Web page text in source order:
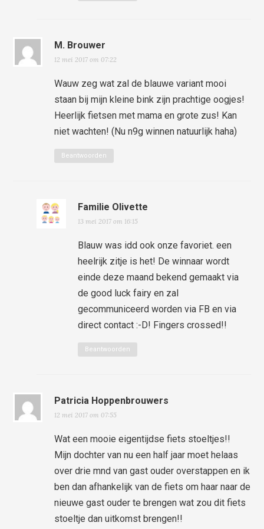
M. Brouwer
12 mei 2017 om 07:22
Wauw zeg wat zal de blauwe variant mooi
staan bij mijn kleine bink zijn prachtige oogjes!
Heerlijk fietsen met mama en grote zus! Kan
niet wachten! (Nu n9g winnen natuurlijk haha)
Beantwoorden
Familie Olivette
13 mei 2017 om 16:15
Blauw was idd ook onze favoriet. een
heelrijk zitje is het! De winnaar wordt
einde deze maand bekend gemaakt via
de good luck fairy en zal
gecommuniceerd worden via FB en via
direct contact :-D! Fingers crossed!!
Beantwoorden
Patricia Hoppenbrouwers
12 mei 2017 om 07:55
Wat een mooie eigentijdse fiets stoeltjes!!
Mijn dochter van nu een half jaar moet helaas
over drie mnd van gast ouder overstappen en ik
ben dan afhankelijk van de fiets om haar naar de
nieuwe gast ouder te brengen wat zou dit fiets
stoeltje dan uitkomst brengen!!